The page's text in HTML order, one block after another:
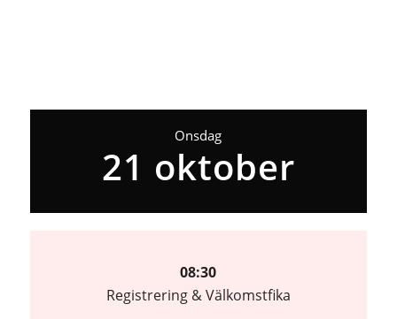
Onsdag
21 oktober
08:30
Registrering & Välkomstfika